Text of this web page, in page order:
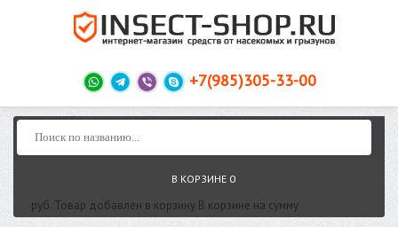
+7(985)305-33-00
В КОРЗИНЕ 0
руб. Товар добавлен в корзину В корзине на сумму